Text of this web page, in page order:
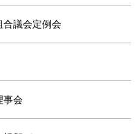
合議会定例会
事会